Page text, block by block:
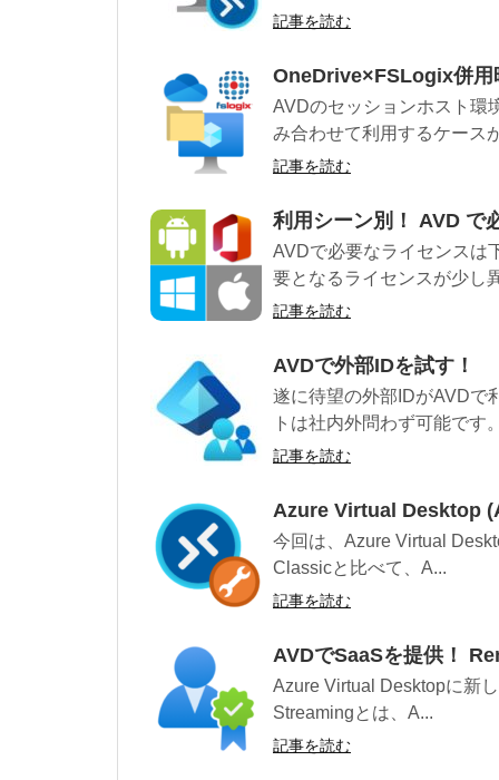
記事を読む
OneDrive×FSLogix併用
AVDのセッションホスト環
み合わせて利用するケース
記事を読む
利用シーン別！ AVD で
AVDで必要なライセンスは
要となるライセンスが少し
記事を読む
AVDで外部IDを試す！
遂に待望の外部IDがAVDで
トは社内外問わず可能です
記事を読む
Azure Virtual Desktop
今回は、Azure Virtual
Classicと比べて、A...
記事を読む
AVDでSaaSを提供！
Azure Virtual Desktopに新
Streamingとは、A...
記事を読む